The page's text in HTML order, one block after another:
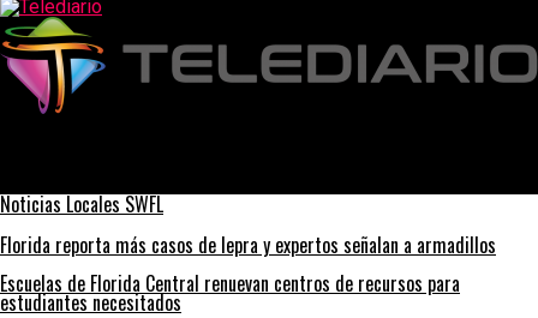
Noticias Locales SWFL
Florida reporta más casos de lepra y expertos señalan a armadillos
Escuelas de Florida Central renuevan centros de recursos para
estudiantes necesitados